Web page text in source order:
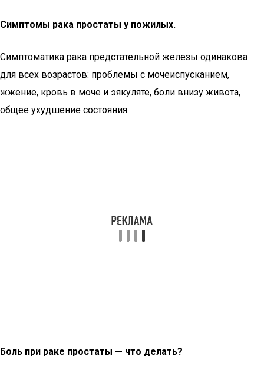
Симптомы рака простаты у пожилых.
Симптоматика рака предстательной железы одинакова
для всех возрастов: проблемы с мочеиспусканием,
жжение, кровь в моче и эякуляте, боли внизу живота,
общее ухудшение состояния.
Боль при раке простаты — что делать?